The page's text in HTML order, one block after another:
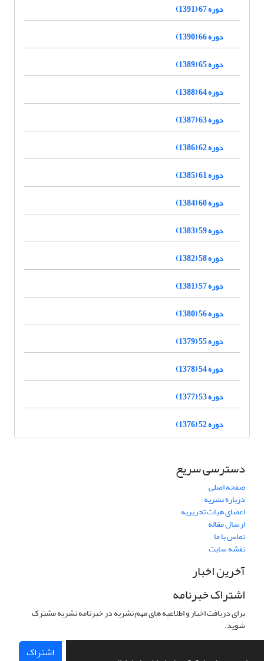
دوره 67 (1391)
دوره 66 (1390)
دوره 65 (1389)
دوره 64 (1388)
دوره 63 (1387)
دوره 62 (1386)
دوره 61 (1385)
دوره 60 (1384)
دوره 59 (1383)
دوره 58 (1382)
دوره 57 (1381)
دوره 56 (1380)
دوره 55 (1379)
دوره 54 (1378)
دوره 53 (1377)
دوره 52 (1376)
دسترسی سریع
صفحه اصلی
درباره نشریه
اعضای هیات تحریریه
ارسال مقاله
تماس با ما
نقشه سایت
آخرین اخبار
اشتراک خبرنامه
برای دریافت اخبار و اطلاعیه های مهم نشریه در خبرنامه نشریه مشترک
شوید.
اشتراک